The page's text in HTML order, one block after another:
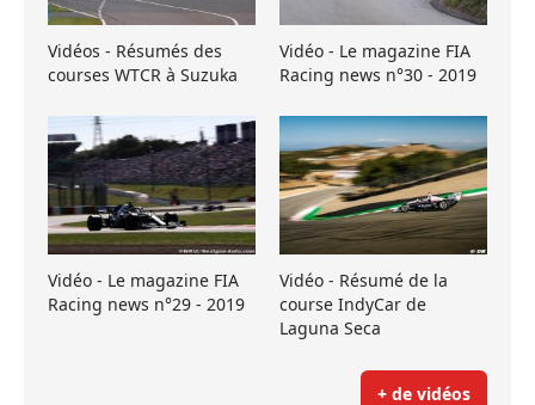
Vidéos - Résumés des
courses WTCR à Suzuka
Vidéo - Le magazine FIA
Racing news n°30 - 2019
Vidéo - Le magazine FIA
Racing news n°29 - 2019
Vidéo - Résumé de la
course IndyCar de
Laguna Seca
+ de vidéos